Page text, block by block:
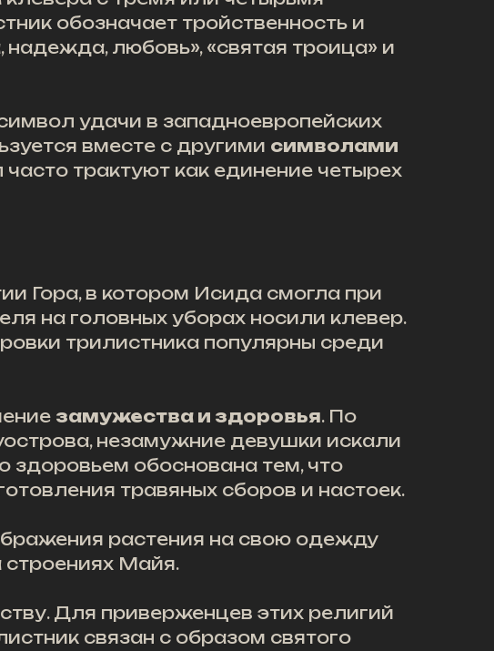
обозначает тройственность и
надежда, любовь», «святая троица» и
удачи в западноевропейских
вместе с другими символами
трактуют как единение четырех
Гора, в котором Исида смогла при
на головных уборах носили клевер.
трилистника популярны среди
замужества и здоровья. По
незамужние девушки искали
здоровьем обоснована тем, что
травяных сборов и настоек.
растения на свою одежду
строениях Майя.
Для приверженцев этих религий
связан с образом святого